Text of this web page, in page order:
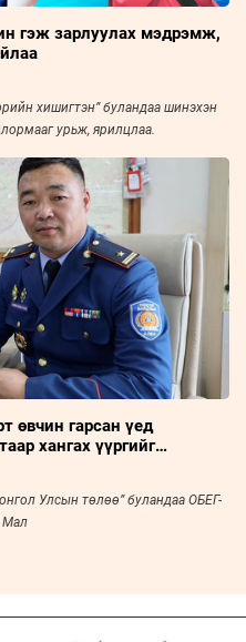
гэж зарлуулах мэдрэмж,
хишигтэн” буландаа шинэхэн
урьж, ярилцлаа.
өвчин гарсан үед
хангах үүргийг
Улсын төлөө” буландаа ОБЕГ-
Мал